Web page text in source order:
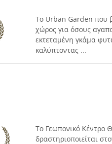
Το Urban Garden που
χώρος για όσους
εκτεταμένη γκάμα
καλύπτοντας ...
Το Γεωπονικό Κέντρο
δραστηριοποιείται